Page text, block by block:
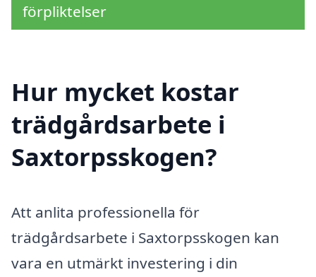
förpliktelser
Hur mycket kostar
trädgårdsarbete i
Saxtorpsskogen?
Att anlita professionella för
trädgårdsarbete i Saxtorpsskogen kan
vara en utmärkt investering i din